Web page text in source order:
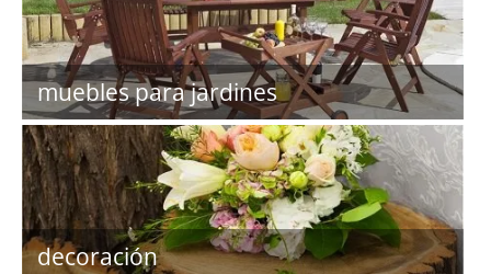
muebles para jardines
decoración